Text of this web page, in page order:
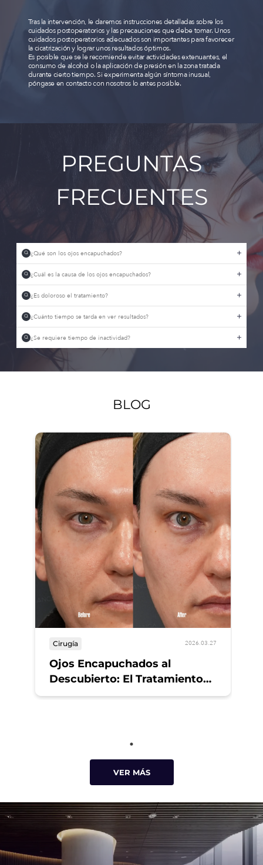
Tras la intervención, le daremos instrucciones detalladas sobre los
cuidados postoperatorios y las precauciones que debe tomar. Unos
cuidados postoperatorios adecuados son importantes para favorecer
la cicatrización y lograr unos resultados óptimos.
Es posible que se le recomiende evitar actividades extenuantes, el
consumo de alcohol o la aplicación de presión en la zona tratada
durante cierto tiempo. Si experimenta algún síntoma inusual,
póngase en contacto con nosotros lo antes posible.
PREGUNTAS
FRECUENTES
Q ¿Qué son los ojos encapuchados?
Q ¿Cuál es la causa de los ojos encapuchados?
Q ¿Es doloroso el tratamiento?
Q ¿Cuánto tiempo se tarda en ver resultados?
Q ¿Se requiere tiempo de inactividad?
BLOG
Cirugía 2026.03.27
Ojos Encapuchados al
Descubierto: El Tratamiento
Experto Disponible “Cerca de
VER MÁS